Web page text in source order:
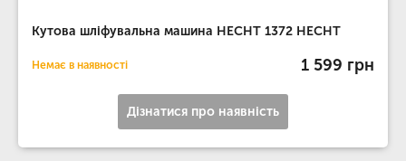
Кутова шліфувальна машина HECHT 1372 HECHT
Немає в наявності 1 599 грн
Дізнатися про наявність